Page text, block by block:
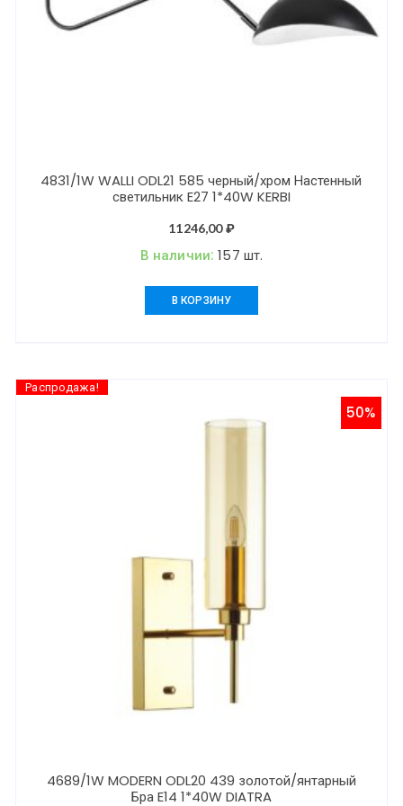
4831/1W WALLI ODL21 585 черный/хром Настенный
светильник E27 1*40W KERBI
11246,00₽
В наличии:157 шт.
В КОРЗИНУ
Распродажа!
4689/1W MODERN ODL20 439 золотой/янтарный
Бра E14 1*40W DIATRA
50%